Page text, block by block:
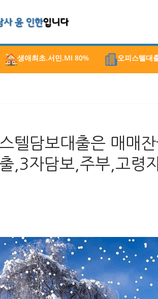
생애최초.서민.MI 80% 오피스텔대
텔담보대출은 매매
,3자담보,주부,고령